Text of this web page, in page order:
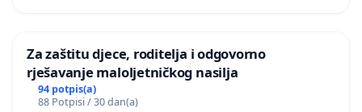
Za zaštitu djece, roditelja i odgovorno
rješavanje maloljetničkog nasilja
94 potpis(a)
88 Potpisi / 30 dan(a)